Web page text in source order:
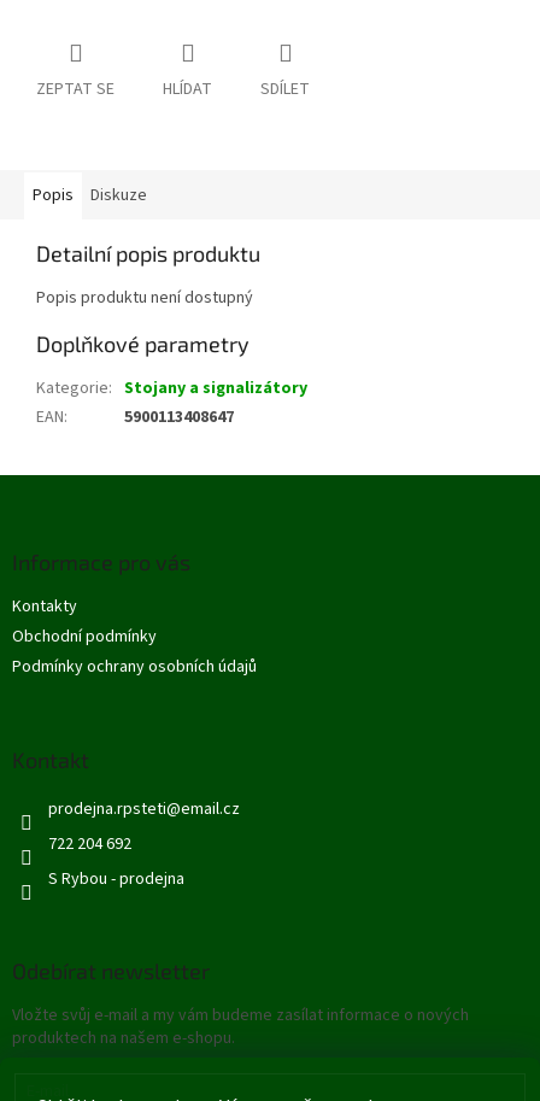
ZEPTAT SE HLÍDAT SDÍLET
Popis Diskuze
Detailní popis produktu
Popis produktu není dostupný
Doplňkové parametry
Kategorie: Stojany a signalizátory
EAN: 5900113408647
Informace pro vás
Kontakty
Obchodní podmínky
Podmínky ochrany osobních údajů
Kontakt
prodejna.rpsteti@email.cz
722 204 692
S Rybou - prodejna
Odebírat newsletter
Vložte svůj e-mail a my vám budeme zasílat informace o nových
produktech na našem e-shopu.